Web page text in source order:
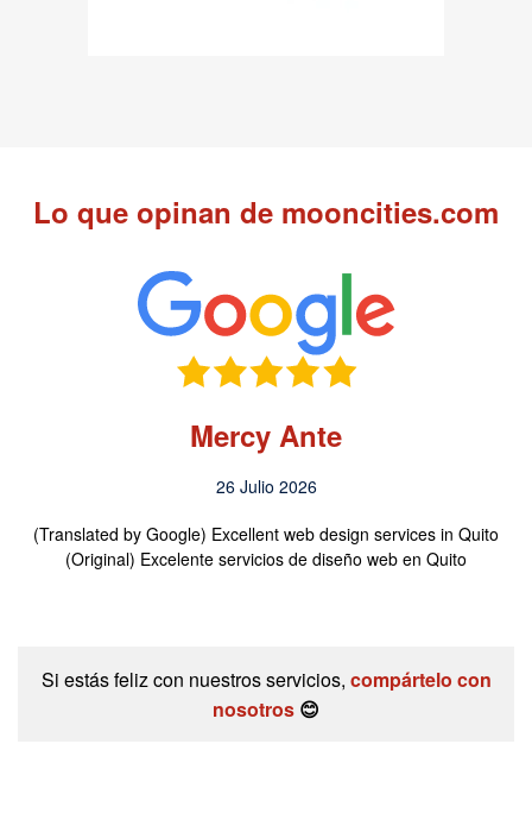
Lo que opinan de mooncities.com
Mercy Ante
26 Julio 2026
(Translated by Google) Excellent web design services in Quito
(Original) Excelente servicios de diseño web en Quito
Si estás feliz con nuestros servicios, compártelo con
nosotros 😊